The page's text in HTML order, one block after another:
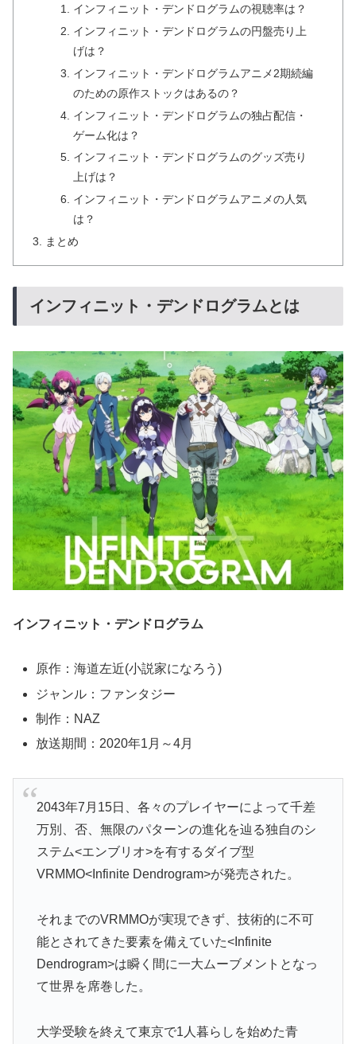
インフィニット・デンドログラムの視聴率は？
インフィニット・デンドログラムの円盤売り上
げは？
インフィニット・デンドログラムアニメ2期続編
のための原作ストックはあるの？
インフィニット・デンドログラムの独占配信・
ゲーム化は？
インフィニット・デンドログラムのグッズ売り
上げは？
インフィニット・デンドログラムアニメの人気
は？
まとめ
インフィニット・デンドログラムとは
インフィニット・デンドログラム
原作：海道左近(小説家になろう)
ジャンル：ファンタジー
制作：NAZ
放送期間：2020年1月～4月
2043年7月15日、各々のプレイヤーによって千差
万別、否、無限のパターンの進化を辿る独自のシ
ステム<エンブリオ>を有するダイブ型
VRMMO<Infinite Dendrogram>が発売された。
それまでのVRMMOが実現できず、技術的に不可
能とされてきた要素を備えていた<Infinite
Dendrogram>は瞬く間に一大ムーブメントとなっ
て世界を席巻した。
大学受験を終えて東京で1人暮らしを始めた青